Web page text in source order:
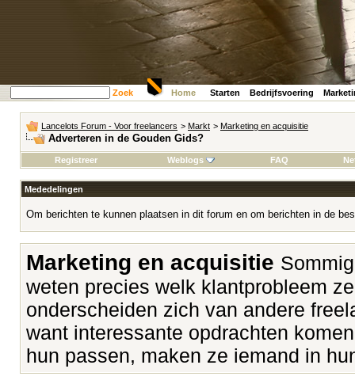
Zoek Home Starten Bedrijfsvoering
Lancelots Forum - Voor freelancers > Markt > Marketing en acquisitie
Adverteren in de Gouden Gids?
Registreer Weblogs FAQ
Mededelingen
Om berichten te kunnen plaatsen in dit forum en om berichten in de
Marketing en acquisitie
weten precies welk klantprobleem
onderscheiden zich van andere
want interessante opdrachten
hun passen, maken ze iemand in